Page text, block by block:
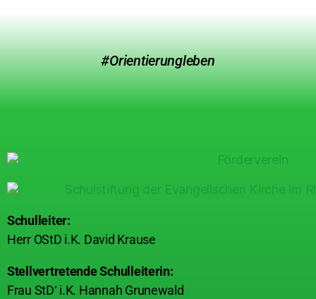
#Orientierungleben
Schulleiter:
Herr OStD i.K. David Krause
Stellvertretende Schulleiterin:
Frau StD‘ i.K. Hannah Grunewald